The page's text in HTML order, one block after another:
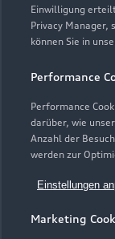
Einwilligung
Privacy Manager,
können Sie in
Performance
Performance
darüber, wie
Anzahl der
werden zur
Einstellungen
Marketing
Modelle
Elektromodelle
Plug-in-Hybride
Neuwagensuche
Service &
Saisonale
Audi Services
Garantie
Support
Über Audi